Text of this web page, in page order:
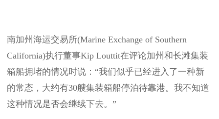
南加州海运交易所(Marine Exchange of Southern
California)执行董事Kip Louttit在评论加州和长滩集装
箱船拥堵的情况时说：“我们似乎已经进入了一种新
的常态，大约有30艘集装箱船停泊待靠港。我不知道
这种情况是否会继续下去。”